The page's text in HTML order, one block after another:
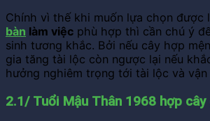
Chính vì thế khi muốn lựa chọn được
bàn làm việc phù hợp thì cần chú ý
sinh tương khắc. Bởi nếu cây hợp
gia tăng tài lộc còn ngược lại nếu
hưởng nghiêm trọng tới tài lộc và vận
2.1/ Tuổi Mậu Thân 1968 hợp cây